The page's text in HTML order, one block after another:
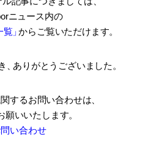
ニュース内の
覧」からご覧いただけます。
ありがとうございました。
するお問い合わせは、
願いいたします。
い合わせ